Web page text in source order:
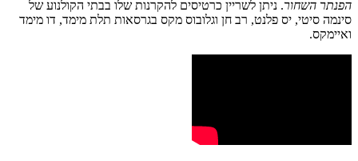
הפנתר השחור. ניתן לשריין כרטיסים להקרנות שלו בבתי הקולנוע של
סינמה סיטי, יס פלנט, רב חן וגלובוס מקס בגרסאות תלת מימד, דו מימד
ואיימקס.